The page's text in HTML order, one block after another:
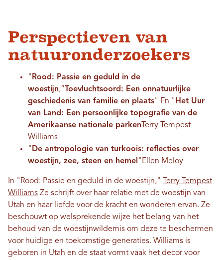
Perspectieven van
natuuronderzoekers
" Rood: Passie en geduld in de
woestijn,” Toevluchtsoord: Een onnatuurlijke
geschiedenis van familie en plaats" En " Het Uur
van Land: Een persoonlijke topografie van de
Amerikaanse nationale parken Terry Tempest
Williams
" De antropologie van turkoois: reflecties over
woestijn, zee, steen en hemel "Ellen Meloy
In "Rood: Passie en geduld in de woestijn,"
Terry Tempest
Williams Ze schrijft over haar relatie met de woestijn van
Utah en haar liefde voor de kracht en wonderen ervan. Ze
beschouwt op welsprekende wijze het belang van het
behoud van de woestijnwildernis om deze te beschermen
voor huidige en toekomstige generaties. Williams is
geboren in Utah en de staat vormt vaak het decor voor